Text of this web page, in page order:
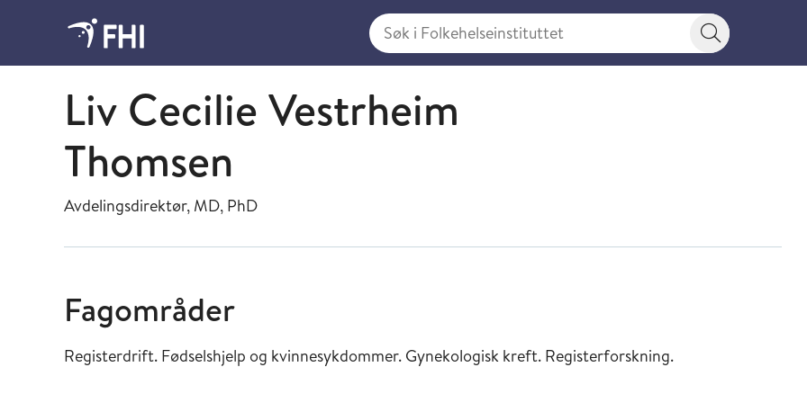
Søk i Folkehelseinstituttet
Søkeknapp
Helseregisterforskning og -utvikling
Liv Cecilie Vestrheim
Thomsen
Avdelingsdirektør, MD, PhD
Fagområder
Registerdrift. Fødselshjelp og kvinnesykdommer. Gynekologisk kreft. Registerforskning.